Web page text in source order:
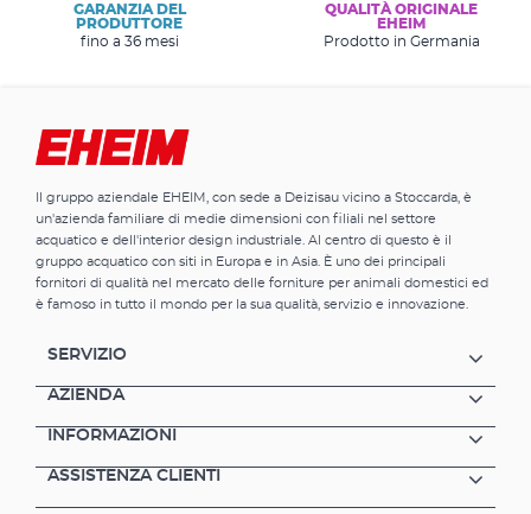
GARANZIA DEL
PRODUTTORE
fino a 36 mesi
QUALITÀ ORIGINALE
EHEIM
Prodotto in Germania
Il gruppo aziendale EHEIM, con sede a Deizisau vicino a Stoccarda, è
un'azienda familiare di medie dimensioni con filiali nel settore
acquatico e dell'interior design industriale. Al centro di questo è il
gruppo acquatico con siti in Europa e in Asia. È uno dei principali
fornitori di qualità nel mercato delle forniture per animali domestici ed
è famoso in tutto il mondo per la sua qualità, servizio e innovazione.
SERVIZIO
AZIENDA
INFORMAZIONI
ASSISTENZA CLIENTI